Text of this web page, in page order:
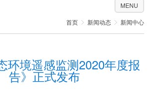
首页 新闻动态 新闻中心
MENU
环境遥感监测2020年度报
告》正式发布